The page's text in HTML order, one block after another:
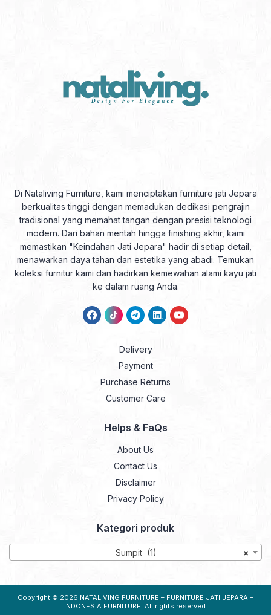
Di Nataliving Furniture, kami menciptakan furniture jati Jepara
berkualitas tinggi dengan memadukan dedikasi pengrajin
tradisional yang memahat tangan dengan presisi teknologi
modern. Dari bahan mentah hingga finishing akhir, kami
memastikan "Keindahan Jati Jepara" hadir di setiap detail,
menawarkan daya tahan dan estetika yang abadi. Temukan
koleksi furnitur kami dan hadirkan kemewahan alami kayu jati
ke dalam ruang Anda.
Delivery
Payment
Purchase Returns
Customer Care
Helps & FaQs
About Us
Contact Us
Disclaimer
Privacy Policy
Kategori produk
×
Sumpit (1)
Copyright © 2026 NATALIVING FURNITURE – FURNITURE JATI JEPARA –
INDONESIA FURNITURE. All rights reserved.